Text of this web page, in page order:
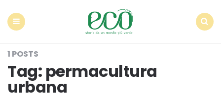
1 POSTS
Tag: permacultura
urbana